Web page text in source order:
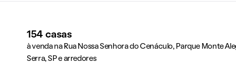
154 casas
à venda na Rua Nossa Senhora do Cenáculo, Parque Monte
Serra, SP e arredores